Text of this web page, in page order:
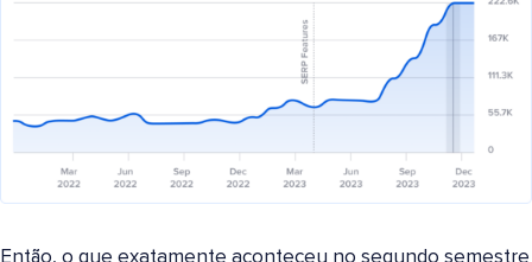
Então, o que exatamente aconteceu no segundo semestre